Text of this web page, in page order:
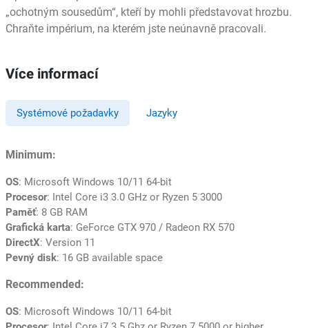
„ochotným sousedům“, kteří by mohli představovat hrozbu.
Chraňte impérium, na kterém jste neúnavně pracovali.
Více informací
Systémové požadavky Jazyky
Minimum:
OS: Microsoft Windows 10/11 64-bit
Procesor: Intel Core i3 3.0 GHz or Ryzen 5 3000
Paměť: 8 GB RAM
Grafická karta: GeForce GTX 970 / Radeon RX 570
DirectX: Version 11
Pevný disk: 16 GB available space
Recommended:
OS: Microsoft Windows 10/11 64-bit